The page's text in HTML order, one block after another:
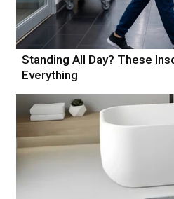
Standing All Day? These
Everything